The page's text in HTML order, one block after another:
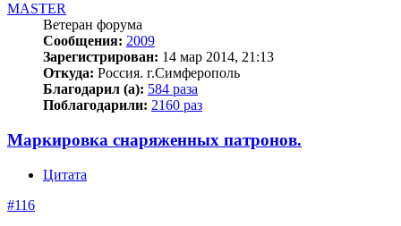
MASTER
Ветеран форума
Сообщения: 2009
Зарегистрирован: 14 мар 2014, 21:13
Откуда: Россия. г.Симферополь
Благодарил (а): 584 раза
Поблагодарили: 2160 раз
Маркировка снаряженных патронов.
Цитата
#116